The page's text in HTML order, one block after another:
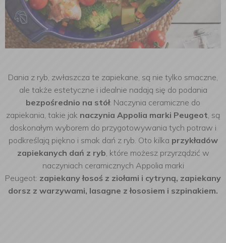
Dania z ryb, zwłaszcza te zapiekane, są nie tylko smaczne,
ale także estetyczne i idealnie nadają się do podania
bezpośrednio na stół. Naczynia ceramiczne do
zapiekania, takie jak naczynia Appolia marki Peugeot, są
doskonałym wyborem do przygotowywania tych potraw i
podkreślają piękno i smak dań z ryb. Oto kilka przykładów
zapiekanych dań z ryb, które możesz przyrządzić w
naczyniach ceramicznych Appolia marki
Peugeot: zapiekany łosoś z ziołami i cytryną, zapiekany
dorsz z warzywami, lasagne z łososiem i szpinakiem.